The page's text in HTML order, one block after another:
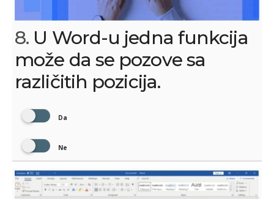
8. U Word-u jedna funkcija
može da se pozove sa
različitih pozicija.
Da
Ne